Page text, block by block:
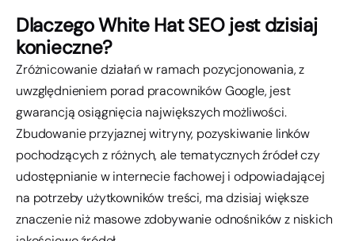
Dlaczego White Hat SEO jest dzisiaj
konieczne?
Zróżnicowanie działań w ramach pozycjonowania, z
uwzględnieniem porad pracowników Google, jest
gwarancją osiągnięcia największych możliwości.
Zbudowanie przyjaznej witryny, pozyskiwanie linków
pochodzących z różnych, ale tematycznych źródeł czy
udostępnianie w internecie fachowej i odpowiadającej
na potrzeby użytkowników treści, ma dzisiaj większe
znaczenie niż masowe zdobywanie odnośników z niskich